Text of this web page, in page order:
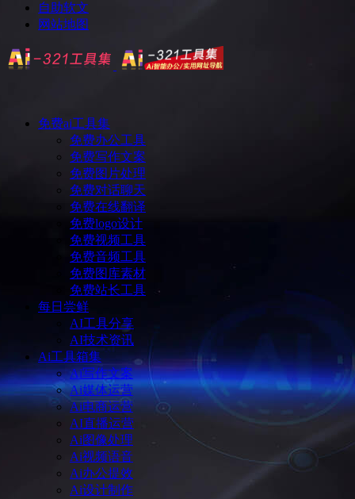
自助软文
网站地图
免费ai工具集
免费办公工具
免费写作文案
免费图片处理
免费对话聊天
免费在线翻译
免费logo设计
免费视频工具
免费音频工具
免费图库素材
免费站长工具
每日尝鲜
AI工具分享
AI技术资讯
Ai工具箱集
Ai写作文案
Ai媒体运营
Ai电商运营
AI直播运营
Ai图像处理
Ai视频语音
Ai办公提效
Ai设计制作